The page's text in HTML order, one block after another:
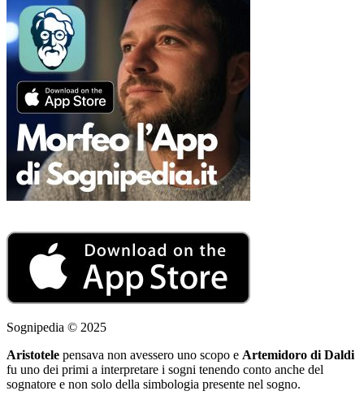
Sognipedia © 2025
Aristotele pensava non avessero uno scopo e Artemidoro di Daldi
fu uno dei primi a interpretare i sogni tenendo conto anche del
sognatore e non solo della simbologia presente nel sogno.